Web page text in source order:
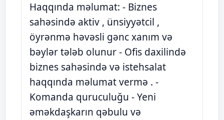
Haqqında məlumat: - Biznes
sahəsində aktiv , ünsiyyətcil ,
öyrənmə həvəsli gənc xanım və
bəylər tələb olunur - Ofis daxilində
biznes sahəsində və istehsalat
haqqında məlumat vermə . -
Komanda quruculuğu - Yeni
əməkdaşkarın qəbulu və